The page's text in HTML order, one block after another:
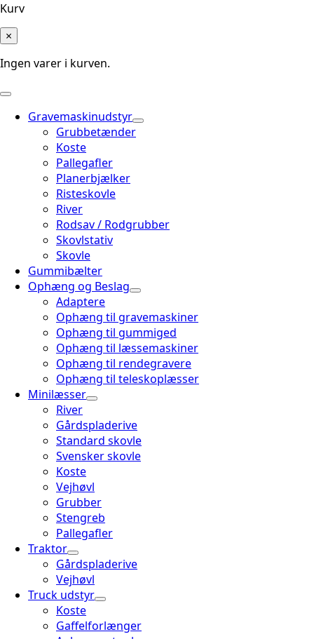
Kurv
×
Ingen varer i kurven.
Gravemaskinudstyr
Grubbetænder
Koste
Pallegafler
Planerbjælker
Risteskovle
River
Rodsav / Rodgrubber
Skovlstativ
Skovle
Gummibælter
Ophæng og Beslag
Adaptere
Ophæng til gravemaskiner
Ophæng til gummiged
Ophæng til læssemaskiner
Ophæng til rendegravere
Ophæng til teleskoplæsser
Minilæsser
River
Gårdspladerive
Standard skovle
Svensker skovle
Koste
Vejhøvl
Grubber
Stengreb
Pallegafler
Traktor
Gårdspladerive
Vejhøvl
Truck udstyr
Koste
Gaffelforlænger